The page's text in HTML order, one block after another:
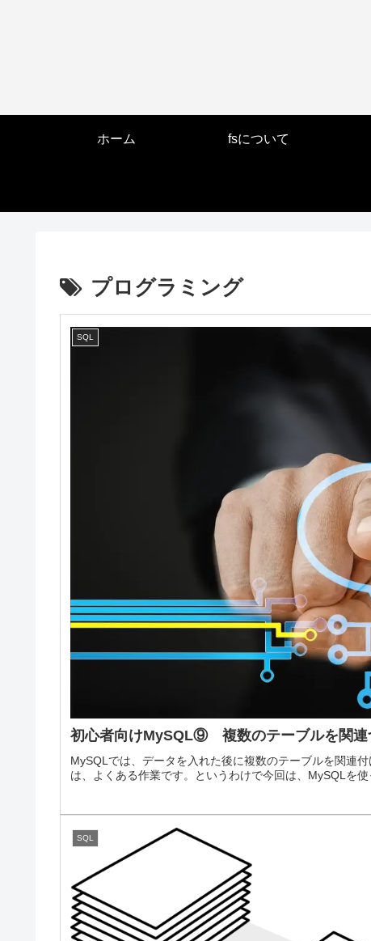
ホーム fsについて
プログラミング
SQL
初心者向けMySQL⑨ 複数のテーブルを関連
MySQLでは、データを入れた後に複数のテーブルを関連
は、よくある作業です。というわけで今回は、MySQLを
SQL